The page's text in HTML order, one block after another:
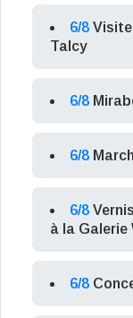
6/8
Talcy
6/8
6/8
6/8
à la Galerie
6/8